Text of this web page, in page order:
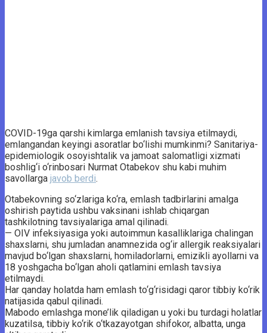
COVID-19ga qarshi kimlarga emlanish tavsiya etilmaydi,
emlangandan keyingi asoratlar bo‘lishi mumkinmi? Sanitariya-
epidemiologik osoyishtalik va jamoat salomatligi xizmati
boshlig‘i o‘rinbosari Nurmat Otabekov shu kabi muhim
savollarga javob berdi.
Otabekovning so‘zlariga ko‘ra, emlash tadbirlarini amalga
oshirish paytida ushbu vaksinani ishlab chiqargan
tashkilotning tavsiyalariga amal qilinadi.
— OIV infeksiyasiga yoki autoimmun kasalliklariga chalingan
shaxslarni, shu jumladan anamnezida og‘ir allergik reaksiyalari
mavjud bo‘lgan shaxslarni, homiladorlarni, emizikli ayollarni va
18 yoshgacha bo‘lgan aholi qatlamini emlash tavsiya
etilmaydi.
Har qanday holatda ham emlash to‘g‘risidagi qaror tibbiy ko‘rik
natijasida qabul qilinadi.
Mabodo emlashga mone’lik qiladigan u yoki bu turdagi holatlar
kuzatilsa, tibbiy ko‘rik o‘tkazayotgan shifokor, albatta, unga